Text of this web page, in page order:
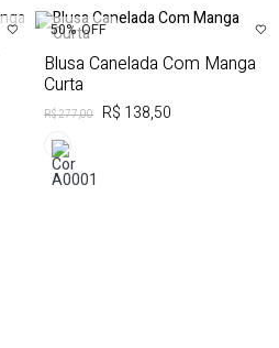
50% OFF
Blusa Canelada Com Manga
Curta
R$ 277,00 R$ 138,50